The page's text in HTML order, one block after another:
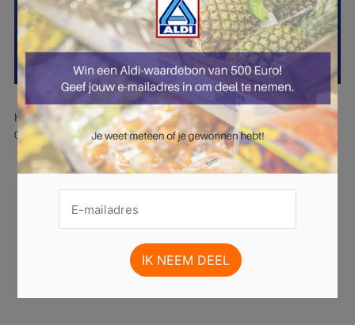
Hier is pagina 25 van 42 pagina's van de Aldi folder, geldig van
07.07.2025 tot 13.07.2025.